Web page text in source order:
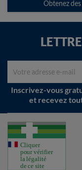
Obtenez
Inscrivez-vous
et recevez